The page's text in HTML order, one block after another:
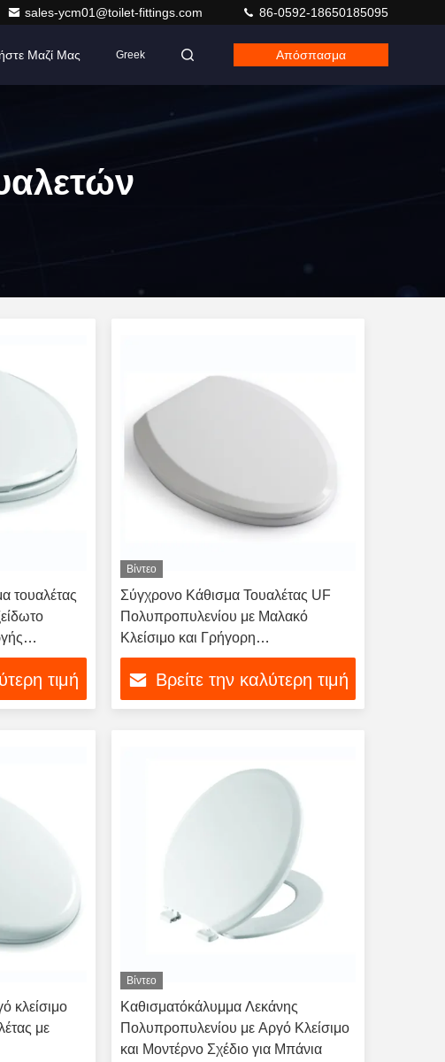
sales-ycm01@toilet-fittings.com 86-0592-18650185095
Μαζί Μας Greek Απόσπασμα
τουαλέτας
τιμή
Βίντεο
Σύγχρονο Κάθισμα Τουαλέτας UF
Πολυπροπυλενίου με Μαλακό
Κλείσιμο και Γρήγορη
Απελευθέρωση, Βιώσιμο
Βρείτε την καλύτερη τιμή
κλείσιμο
με
Βίντεο
Καθισματόκάλυμμα Λεκάνης
Πολυπροπυλενίου με Αργό Κλείσιμο
και Μοντέρνο Σχέδιο για Μπάνια